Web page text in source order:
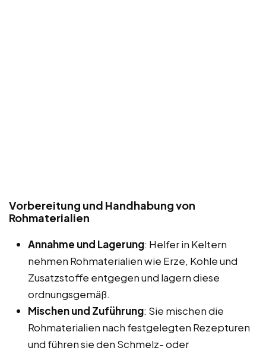
Vorbereitung und Handhabung von
Rohmaterialien
Annahme und Lagerung: Helfer in Keltern
nehmen Rohmaterialien wie Erze, Kohle und
Zusatzstoffe entgegen und lagern diese
ordnungsgemäß.
Mischen und Zuführung: Sie mischen die
Rohmaterialien nach festgelegten Rezepturen
und führen sie den Schmelz- oder